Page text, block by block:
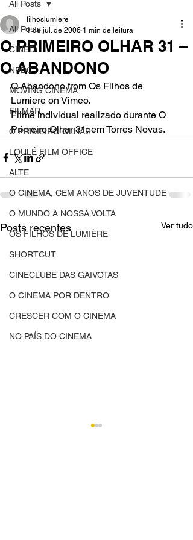
All Posts
CINED
NPDC
MOVING CINEMA
FILMAR
O PRIMEIRO OLHAR
LOULÉ FILM OFFICE
ALTE
O CINEMA, CEM ANOS DE JUVENTUDE
O MUNDO À NOSSA VOLTA
OS FILHOS DE LUMIÈRE
SHORTCUT
CINECLUBE DAS GAIVOTAS
O CINEMA POR DENTRO
CRESCER COM O CINEMA
NO PAÍS DO CINEMA
All Posts
O PRIMEIRO OLHAR 31 –
O ABANDONO
filhoslumiere
1 de jul. de 2006 1 min de leitura
O Abandono from Os Filhos de
Lumiere on Vimeo.
Filme individual realizado durante O
Primeiro Olhar 31, em Torres Novas.
Posts recentes Ver tudo